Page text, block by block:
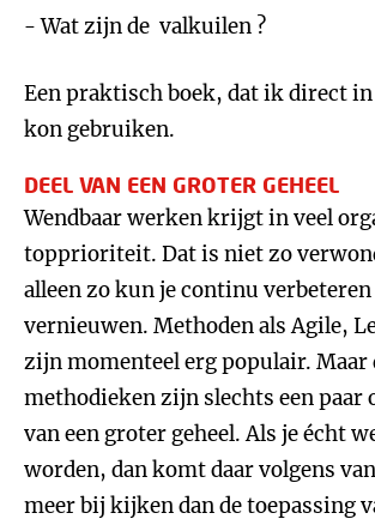
- Wat zijn de valkuilen ?
Een praktisch boek, dat ik direct
kon gebruiken.
DEEL VAN EEN GROTER GEHEEL
Wendbaar werken krijgt in veel
topprioriteit. Dat is niet zo
alleen zo kun je continu verbeteren
vernieuwen. Methoden als Agile,
zijn momenteel erg populair. Maar
methodieken zijn slechts een paar
van een groter geheel. Als je écht
worden, dan komt daar volgens
meer bij kijken dan de toepassing